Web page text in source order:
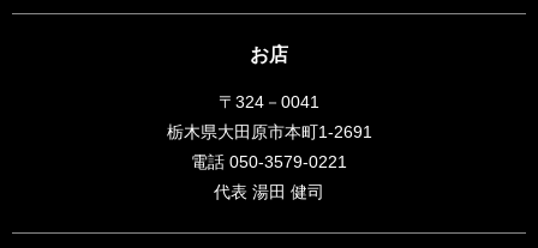
お店
〒324－0041
栃木県大田原市本町1-2691
電話 050-3579-0221
代表 湯田 健司